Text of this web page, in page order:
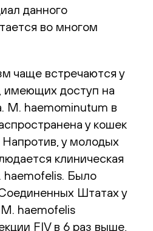
данного
во многом
чаще встречаются у
имеющих доступ на
M. haemominutum в
у кошек
у молодых
клиническая
Было
Штатах у
haemofelis
FIV в 6 раз выше,